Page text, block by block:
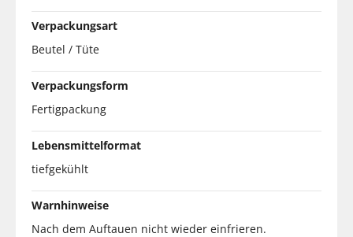
Verpackungsart
Beutel / Tüte
Verpackungsform
Fertigpackung
Lebensmittelformat
tiefgekühlt
Warnhinweise
Nach dem Auftauen nicht wieder einfrieren.